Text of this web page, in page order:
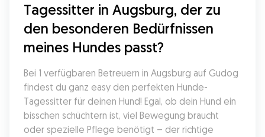
Tagessitter in Augsburg, der zu
den besonderen Bedürfnissen
meines Hundes passt?
Bei 1 verfügbaren Betreuern in Augsburg auf Gudog
findest du ganz easy den perfekten Hunde-
Tagessitter für deinen Hund! Egal, ob dein Hund ein
bisschen schüchtern ist, viel Bewegung braucht
oder spezielle Pflege benötigt – der richtige